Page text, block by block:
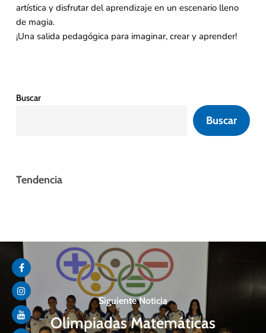
artística y disfrutar del aprendizaje en un escenario lleno
de magia.
¡Una salida pedagógica para imaginar, crear y aprender!
Buscar
Buscar
Tendencia
Siguiente Noticia
Olimpiadas Matemáticas